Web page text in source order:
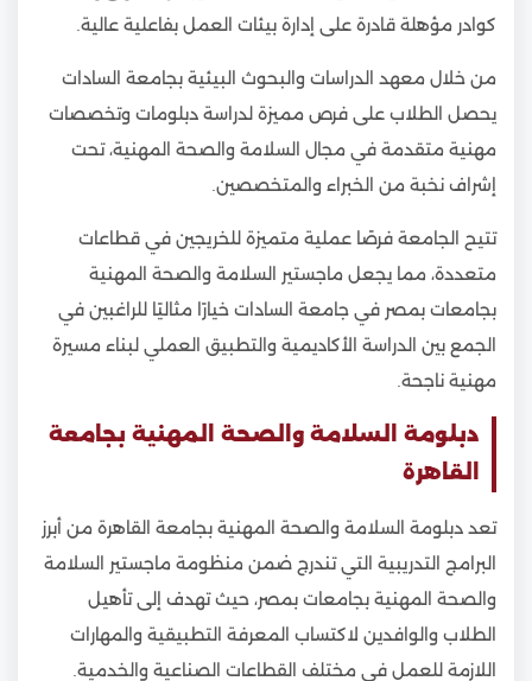
كوادر مؤهلة قادرة على إدارة بيئات العمل بفاعلية عالية.
من خلال معهد الدراسات والبحوث البيئية بجامعة السادات
يحصل الطلاب على فرص مميزة لدراسة دبلومات وتخصصات
مهنية متقدمة في مجال السلامة والصحة المهنية، تحت
إشراف نخبة من الخبراء والمتخصصين.
تتيح الجامعة فرصًا عملية متميزة للخريجين في قطاعات
متعددة، مما يجعل ماجستير السلامة والصحة المهنية
بجامعات بمصر في جامعة السادات خيارًا مثاليًا للراغبين في
الجمع بين الدراسة الأكاديمية والتطبيق العملي لبناء مسيرة
مهنية ناجحة.
دبلومة السلامة والصحة المهنية بجامعة
القاهرة
تعد دبلومة السلامة والصحة المهنية بجامعة القاهرة من أبرز
البرامج التدريبية التي تندرج ضمن منظومة ماجستير السلامة
والصحة المهنية بجامعات بمصر، حيث تهدف إلى تأهيل
الطلاب والوافدين لاكتساب المعرفة التطبيقية والمهارات
اللازمة للعمل في مختلف القطاعات الصناعية والخدمية.